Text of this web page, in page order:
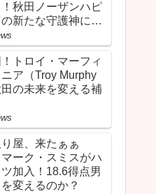
秋田ノーザンハピ
新たな守護神にな
トロイ・マーフィ
ア（Troy Murphy
の未来を変える補
り屋、来たぁぁ
マーク・スミスがハ
ツ加入！18.6得点男
変えるのか？